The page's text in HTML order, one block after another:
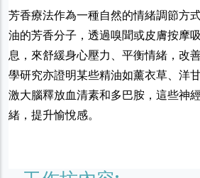
芳香療法作為一種自然的情緒調節方
油的芳香分子，透過嗅聞或皮膚按摩
息，來舒緩身心壓力、平衡情緒，改
學研究亦證明某些精油如薰衣草、洋
激大腦釋放血清素和多巴胺，這些神
緒，提升愉悅感。